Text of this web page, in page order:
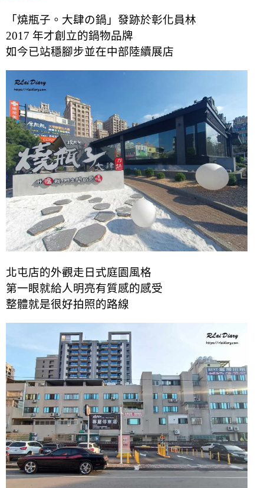
「燒瓶子。大肆の鍋」發跡於彰化員林
2017 年才創立的鍋物品牌
如今已站穩腳步並在中部陸續展店
北屯店的外觀走日式庭園風格
第一眼就給人明亮有質感的感受
整體就是很好拍照的路線